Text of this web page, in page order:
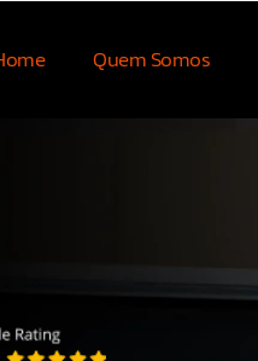
Quem Somos